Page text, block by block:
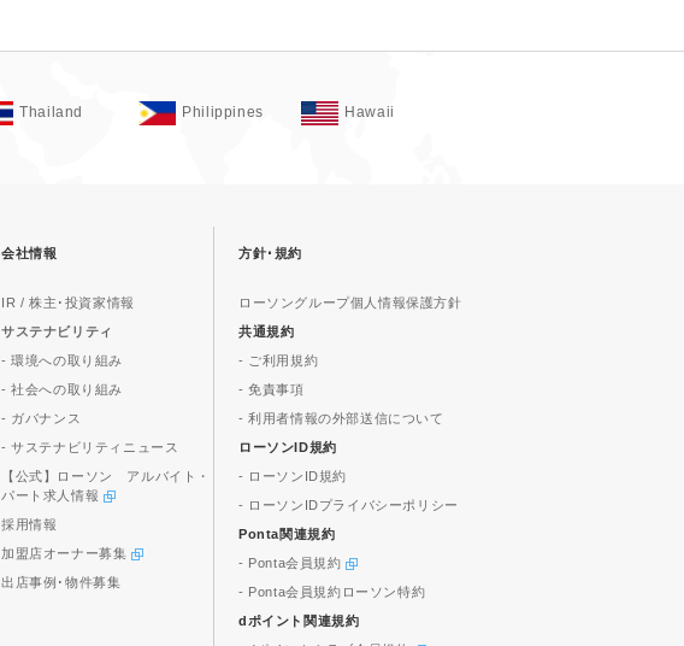
Thailand Philippines Hawaii
会社情報
IR / 株主･投資家情報
サステナビリティ
- 環境への取り組み
- 社会への取り組み
- ガバナンス
- サステナビリティニュース
【公式】ローソン アルバイト・
パート求人情報
採用情報
加盟店オーナー募集
出店事例･物件募集
方針･規約
ローソングループ個人情報保護方針
共通規約
- ご利用規約
- 免責事項
- 利用者情報の外部送信について
ローソンID規約
- ローソンID規約
- ローソンIDプライバシーポリシー
Ponta関連規約
- Ponta会員規約
- Ponta会員規約ローソン特約
dポイント関連規約